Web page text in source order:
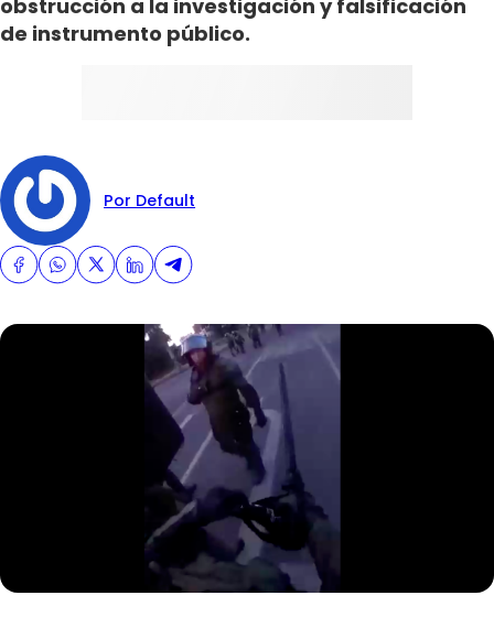
obstrucción a la investigación y falsificación
de instrumento público.
Por Default